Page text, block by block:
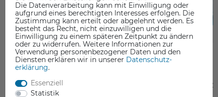
BuildTak PEI Surfaces Isopropanol 99,9%
Die Datenverarbeitung kann mit Einwilligung oder
aufgrund eines berechtigten Interesses erfolgen. Die
Zustimmung kann erteilt oder abgelehnt werden. Es
besteht das Recht, nicht einzuwilligen und die
Einwilligung zu einem späteren Zeitpunkt zu ändern
oder zu widerrufen. Weitere Informationen zur
Verwendung personenbezogener Daten und den
Diensten erklären wir in unserer Daten­schutz­
erklärung.
Essenziell
Statistik